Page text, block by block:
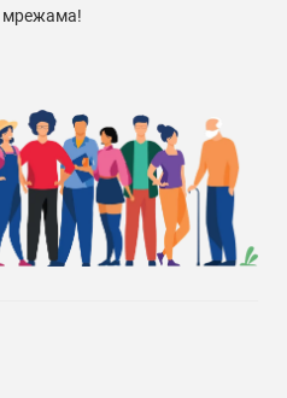
мрежама!